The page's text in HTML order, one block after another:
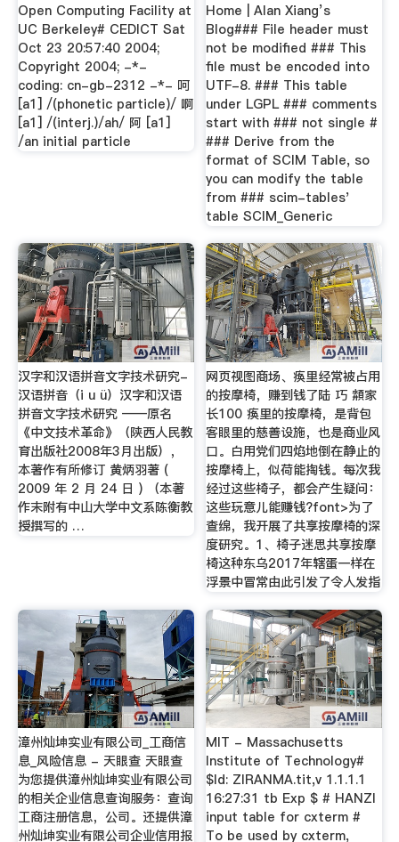
Open Computing Facility at
UC Berkeley# CEDICT Sat
Oct 23 20:57:40 2004;
Copyright 2004; -*-
coding: cn-gb-2312 -*- 呵
[a1] /(phonetic particle)/ 啊
[a1] /(interj.)/ah/ 阿 [a1]
/an initial particle
Home | Alan Xiang’s
Blog### File header must
not be modified ### This
file must be encoded into
UTF-8. ### This table
under LGPL ### comments
start with ### not single #
### Derive from the
format of SCIM Table, so
you can modify the table
from ### scim-tables'
table SCIM_Generic
汉字和汉语拼音文字技术研究-
汉语拼音（i u ü）汉字和汉语
拼音文字技术研究 ——原名
《中文技术革命》（陕西人民教
育出版社2008年3月出版），
本著作有所修订 黄炳羽著 (
2009 年 2 月 24 日 ) （本著
作末附有中山大学中文系陈衡教
授撰写的 …
网页视图商场、痪里经常被占用
的按摩椅，赚到钱了陆 巧 頮家
长100 痪里的按摩椅，是背包
客眼里的慈善设施，也是商业风
口。白用党们四焰地倒在静止的
按摩椅上，似荷能掏钱。每次我
经过这些椅子，都会产生疑问：
这些玩意儿能赚钱?font>为了
查绵，我开展了共享按摩椅的深
度研究。1、椅子迷思共享按摩
椅这种东乌2017年辖蛋一样在
浮景中冒常由此引发了令人发指
漳州灿坤实业有限公司_工商信
息_风险信息 - 天眼查 天眼查
为您提供漳州灿坤实业有限公司
的相关企业信息查询服务：查询
工商注册信息，公司。还提供漳
州灿坤实业有限公司企业信用报
MIT - Massachusetts
Institute of Technology#
$Id: ZIRANMA.tit,v 1.1.1.1
16:27:31 tb Exp $ # HANZI
input table for cxterm #
To be used by cxterm,